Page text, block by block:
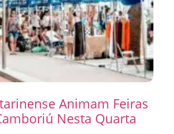
Animam Feiras
Nesta Quarta